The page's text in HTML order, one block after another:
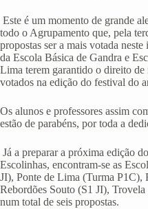
Este é um momento de grande
todo o Agrupamento que, pela
propostas ser a mais votada
da Escola Básica de Gandra e
Lima terem garantido o direito de
votados na edição do festival do
Os alunos e professores assim
estão de parabéns, por toda a
Já a preparar a próxima edição
Escolinhas, encontram-se as
JI), Ponte de Lima (Turma P1C),
Rebordões Souto (S1 JI),
num total de seis propostas.